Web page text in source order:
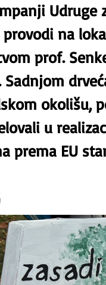
provodi na
prof.
Sadnjom
okolišu,
u
prema EU